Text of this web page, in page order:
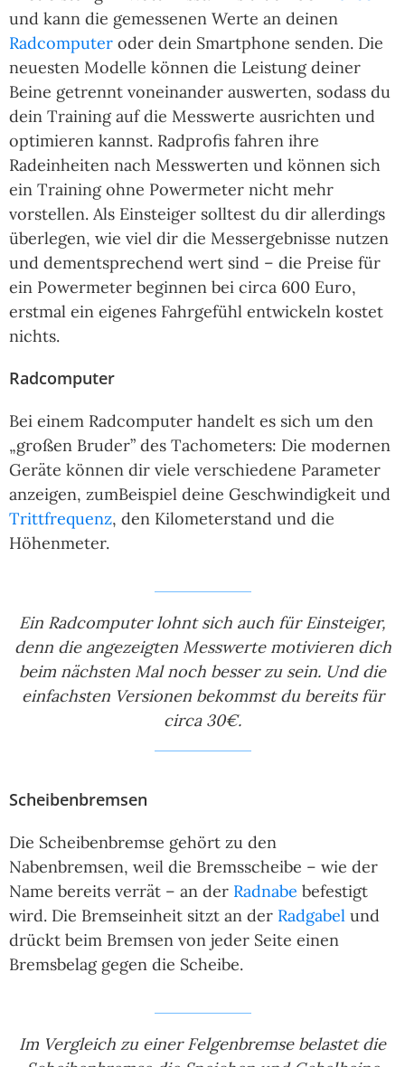
und kann die gemessenen Werte an deinen
Radcomputer oder dein Smartphone senden. Die
neuesten Modelle können die Leistung deiner
Beine getrennt voneinander auswerten, sodass du
dein Training auf die Messwerte ausrichten und
optimieren kannst. Radprofis fahren ihre
Radeinheiten nach Messwerten und können sich
ein Training ohne Powermeter nicht mehr
vorstellen. Als Einsteiger solltest du dir allerdings
überlegen, wie viel dir die Messergebnisse nutzen
und dementsprechend wert sind – die Preise für
ein Powermeter beginnen bei circa 600 Euro,
erstmal ein eigenes Fahrgefühl entwickeln kostet
nichts.
Radcomputer
Bei einem Radcomputer handelt es sich um den
„großen Bruder” des Tachometers: Die modernen
Geräte können dir viele verschiedene Parameter
anzeigen, zumBeispiel deine Geschwindigkeit und
Trittfrequenz, den Kilometerstand und die
Höhenmeter.
Ein Radcomputer lohnt sich auch für Einsteiger,
denn die angezeigten Messwerte motivieren dich
beim nächsten Mal noch besser zu sein. Und die
einfachsten Versionen bekommst du bereits für
circa 30€.
Scheibenbremsen
Die Scheibenbremse gehört zu den
Nabenbremsen, weil die Bremsscheibe – wie der
Name bereits verrät – an der Radnabe befestigt
wird. Die Bremseinheit sitzt an der Radgabel und
drückt beim Bremsen von jeder Seite einen
Bremsbelag gegen die Scheibe.
Im Vergleich zu einer Felgenbremse belastet die